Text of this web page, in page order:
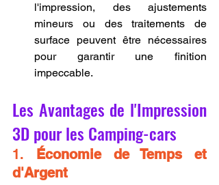
l'impression, des ajustements
mineurs ou des traitements de
surface peuvent être nécessaires
pour garantir une finition
impeccable.
Les Avantages de l'Impression
3D pour les Camping-cars
1. Économie de Temps et
d'Argent